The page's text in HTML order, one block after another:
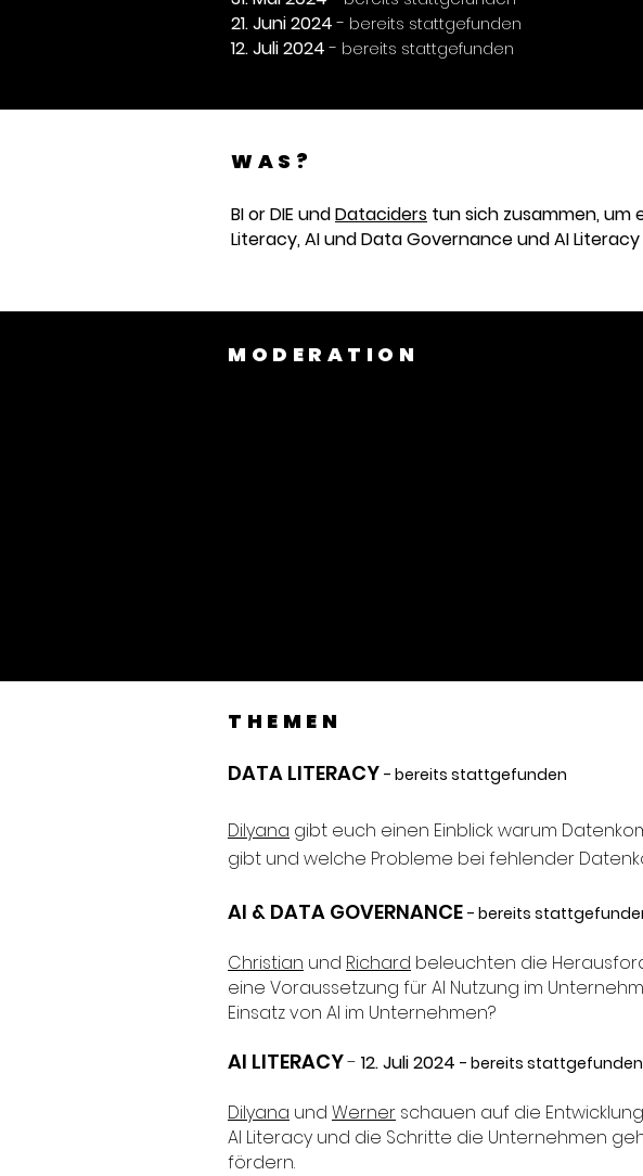
21. Juni2024- bereits stattgefunden
12. Juli2024- bereits stattgefunden
WAS?
BI or DIE undDataciders tun sich zusammen, um
Literacy, AI und Data Governance und AI
MODERATION
THEMEN
DATA LITERACY - bereits stattgefunden
Dilyana gibt euch einen Einblick warum
gibt und welche Probleme bei fehlender
AI & DATA GOVERNANCE - bereits
Christian und Richard beleuchten die
eine Voraussetzung für AI Nutzung im
Einsatz von AI im Unternehmen?
AI LITERACY- 12. Juli 2024 - bereits stattgefunden
Dilyana und Werner schauen auf die
AI Literacy und die Schritte die Unternehmen
fördern.